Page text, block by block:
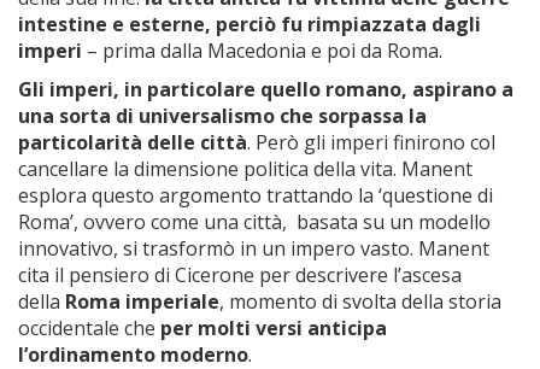
intestine e esterne, perciò fu rimpiazzata dagli
imperi – prima dalla Macedonia e poi da Roma.
Gli imperi, in particolare quello romano, aspirano a
una sorta di universalismo che sorpassa la
particolarità delle città. Però gli imperi finirono col
cancellare la dimensione politica della vita. Manent
esplora questo argomento trattando la ‘questione di
Roma’, ovvero come una città, basata su un modello
innovativo, si trasformò in un impero vasto. Manent
cita il pensiero di Cicerone per descrivere l’ascesa
della Roma imperiale, momento di svolta della storia
occidentale che per molti versi anticipa
l’ordinamento moderno.